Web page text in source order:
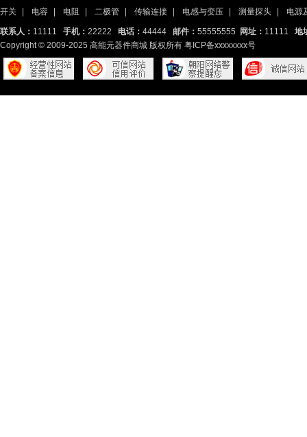
开关 电容 电阻 二极管 传输连接 电感与变压 测量探头 电源
联系人： 11111 手机： 22222 电话： 44444 邮件： 55555555 网址： 11111 地
Copyright © 2009-2025 高能元器件商城 版权所有 粤ICP备xxxxxxxx号